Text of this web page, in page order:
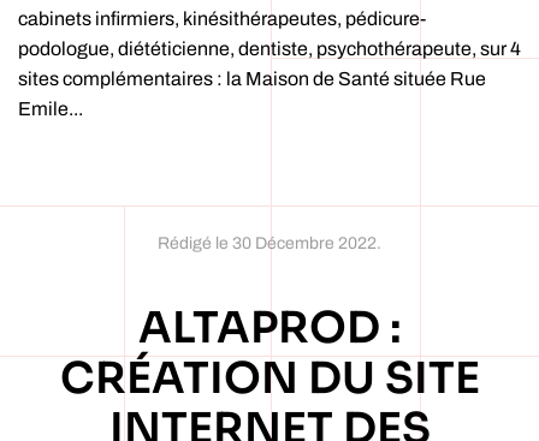
cabinets infirmiers, kinésithérapeutes, pédicure-
podologue, diététicienne, dentiste, psychothérapeute, sur 4
sites complémentaires : la Maison de Santé située Rue
Emile...
Rédigé le 30 Décembre 2022.
ALTAPROD :
CRÉATION DU SITE
INTERNET DES